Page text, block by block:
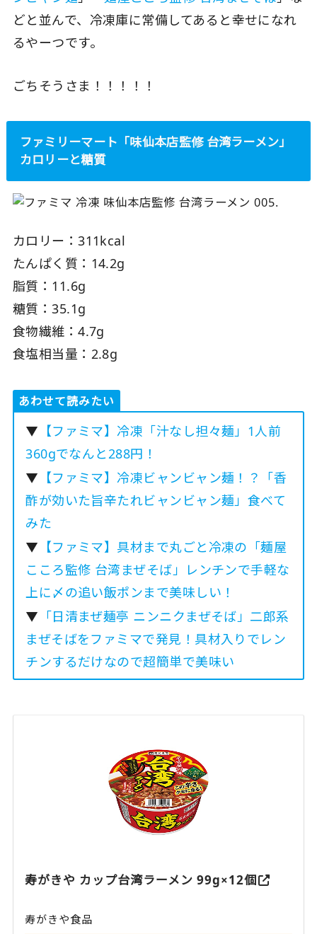
どと並んで、冷凍庫に常備してあると幸せになれ
るやーつです。
ごちそうさま！！！！！
ファミリーマート「味仙本店監修 台湾ラーメン」
カロリーと糖質
カロリー：311kcal
たんぱく質：14.2g
脂質：11.6g
糖質：35.1g
食物繊維：4.7g
食塩相当量：2.8g
あわせて読みたい
▼ 【ファミマ】冷凍「汁なし担々麺」1人前
360gでなんと288円！
▼ 【ファミマ】冷凍ビャンビャン麺！？「香
酢が効いた旨辛たれビャンビャン麺」食べて
みた
▼ 【ファミマ】具材まで丸ごと冷凍の「麺屋
こころ監修 台湾まぜそば」レンチンで手軽な
上に〆の追い飯ポンまで美味しい！
▼ 「日清まぜ麺亭 ニンニクまぜそば」二郎系
まぜそばをファミマで発見！具材入りでレン
チンするだけなので超簡単で美味い
寿がきや カップ台湾ラーメン 99g×12個
寿がきや食品